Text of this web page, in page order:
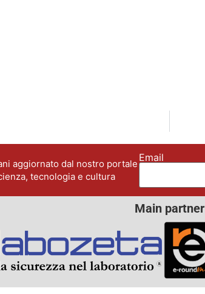
aggiornato dal nostro portale
tecnologia e cultura
Email
Main partner